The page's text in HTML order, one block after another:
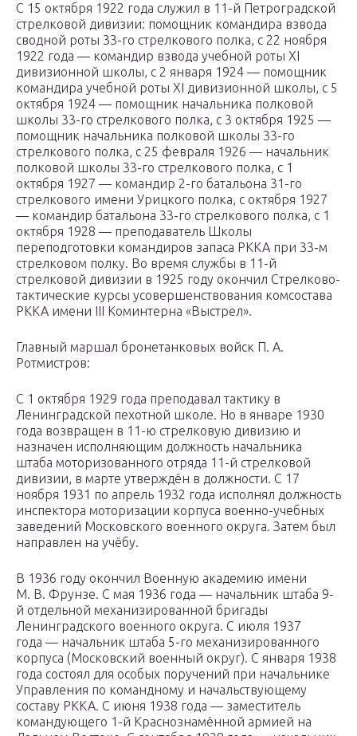
С 15 октября 1922 года служил в 11-й Петроградской
стрелковой дивизии: помощник командира взвода
сводной роты 33-го стрелкового полка, с 22 ноября
1922 года — командир взвода учебной роты XI
дивизионной школы, с 2 января 1924 — помощник
командира учебной роты XI дивизионной школы, с 5
октября 1924 — помощник начальника полковой
школы 33-го стрелкового полка, с 3 октября 1925 —
помощник начальника полковой школы 33-го
стрелкового полка, с 25 февраля 1926 — начальник
полковой школы 33-го стрелкового полка, с 1
октября 1927 — командир 2-го батальона 31-го
стрелкового имени Урицкого полка, с октября 1927
— командир батальона 33-го стрелкового полка, с 1
октября 1928 — преподаватель Школы
переподготовки командиров запаса РККА при 33-м
стрелковом полку. Во время службы в 11-й
стрелковой дивизии в 1925 году окончил Стрелково-
тактические курсы усовершенствования комсостава
РККА имени III Коминтерна «Выстрел».
Главный маршал бронетанковых войск П. А.
Ротмистров:
С 1 октября 1929 года преподавал тактику в
Ленинградской пехотной школе. Но в январе 1930
года возвращен в 11-ю стрелковую дивизию и
назначен исполняющим должность начальника
штаба моторизованного отряда 11-й стрелковой
дивизии, в марте утверждён в должности. С 17
ноября 1931 по апрель 1932 года исполнял должность
инспектора моторизации корпуса военно-учебных
заведений Mосковского военного округа. Затем был
направлен на учёбу.
В 1936 году окончил Военную академию имени
М. В. Фрунзе. С мая 1936 года — начальник штаба 9-
й отдельной механизированной бригады
Ленинградского военного округа. С июля 1937
года — начальник штаба 5-го механизированного
корпуса (Московский военный округ). С января 1938
года состоял для особых поручений при начальнике
Управления по командному и начальствующему
составу РККА. С июня 1938 года — заместитель
командующего 1-й Краснознамённой армией на